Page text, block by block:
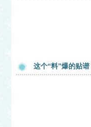
这个“料”爆的贴谱